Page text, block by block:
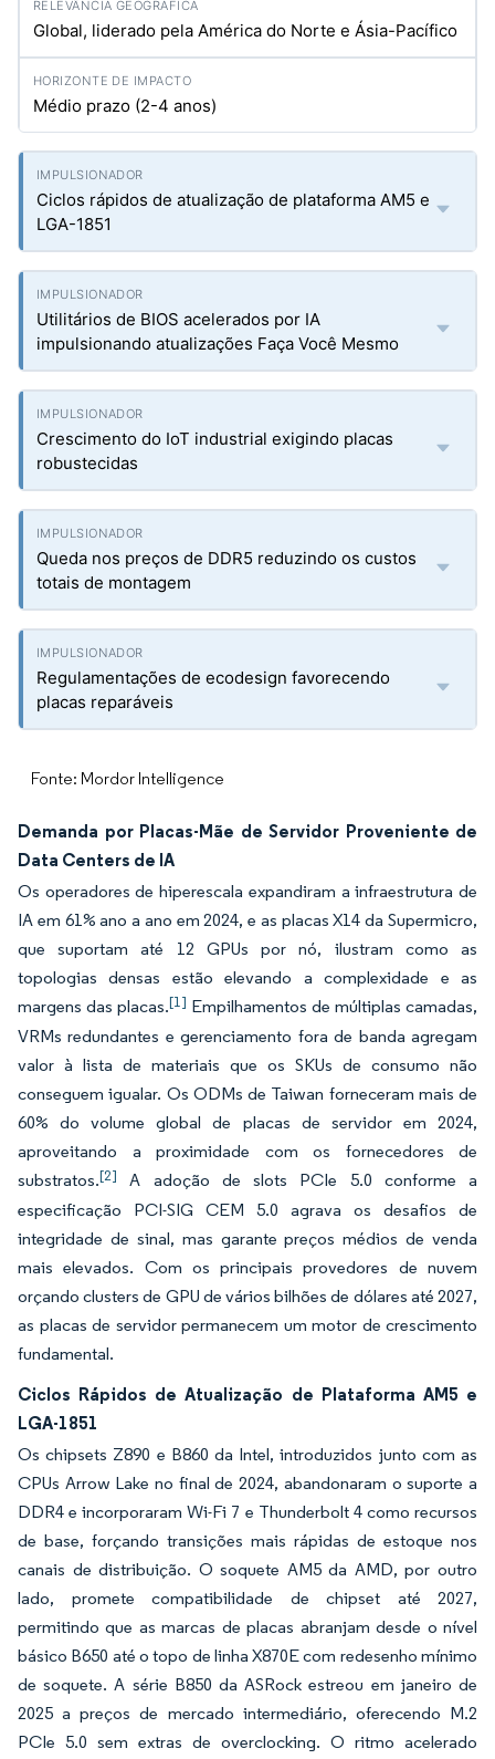
Global, liderado pela América do Norte e Ásia-Pacífico
Médio prazo (2-4 anos)
Ciclos rápidos de atualização de plataforma AM5 e
LGA-1851
Utilitários de BIOS acelerados por IA
impulsionando atualizações Faça Você Mesmo
Crescimento do IoT industrial exigindo placas
robustecidas
Queda nos preços de DDR5 reduzindo os custos
totais de montagem
Regulamentações de ecodesign favorecendo
placas reparáveis
Fonte: Mordor Intelligence
Demanda por Placas-Mãe de Servidor Proveniente de
Data Centers de IA
Os operadores de hiperescala expandiram a infraestrutura de
IA em 61% ano a ano em 2024, e as placas X14 da Supermicro,
que suportam até 12 GPUs por nó, ilustram como as
topologias densas estão elevando a complexidade e as
margens das placas.[1] Empilhamentos de múltiplas camadas,
VRMs redundantes e gerenciamento fora de banda agregam
valor à lista de materiais que os SKUs de consumo não
conseguem igualar. Os ODMs de Taiwan forneceram mais de
60% do volume global de placas de servidor em 2024,
aproveitando a proximidade com os fornecedores de
substratos.[2]
A adoção de slots PCIe 5.0 conforme a
especificação PCI-SIG CEM 5.0 agrava os desafios de
integridade de sinal, mas garante preços médios de venda
mais elevados. Com os principais provedores de nuvem
orçando clusters de GPU de vários bilhões de dólares até 2027,
as placas de servidor permanecem um motor de crescimento
fundamental.
Ciclos Rápidos de Atualização de Plataforma AM5 e
LGA-1851
Os chipsets Z890 e B860 da Intel, introduzidos junto com as
CPUs Arrow Lake no final de 2024, abandonaram o suporte a
DDR4 e incorporaram Wi-Fi 7 e Thunderbolt 4 como recursos
de base, forçando transições mais rápidas de estoque nos
canais de distribuição. O soquete AM5 da AMD, por outro
lado, promete compatibilidade de chipset até 2027,
permitindo que as marcas de placas abranjam desde o nível
básico B650 até o topo de linha X870E com redesenho mínimo
de soquete. A série B850 da ASRock estreou em janeiro de
2025 a preços de mercado intermediário, oferecendo M.2
PCIe 5.0 sem extras de overclocking. O ritmo acelerado